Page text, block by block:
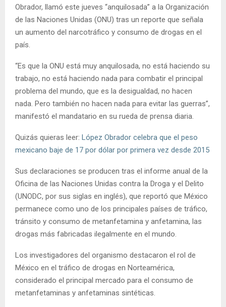
Obrador, llamó este jueves “anquilosada” a la Organización
de las Naciones Unidas (ONU) tras un reporte que señala
un aumento del narcotráfico y consumo de drogas en el
país.
“Es que la ONU está muy anquilosada, no está haciendo su
trabajo, no está haciendo nada para combatir el principal
problema del mundo, que es la desigualdad, no hacen
nada. Pero también no hacen nada para evitar las guerras”,
manifestó el mandatario en su rueda de prensa diaria.
Quizás quieras leer: López Obrador celebra que el peso
mexicano baje de 17 por dólar por primera vez desde 2015
Sus declaraciones se producen tras el informe anual de la
Oficina de las Naciones Unidas contra la Droga y el Delito
(UNODC, por sus siglas en inglés), que reportó que México
permanece como uno de los principales países de tráfico,
tránsito y consumo de metanfetamina y anfetamina, las
drogas más fabricadas ilegalmente en el mundo.
Los investigadores del organismo destacaron el rol de
México en el tráfico de drogas en Norteamérica,
considerado el principal mercado para el consumo de
metanfetaminas y anfetaminas sintéticas.